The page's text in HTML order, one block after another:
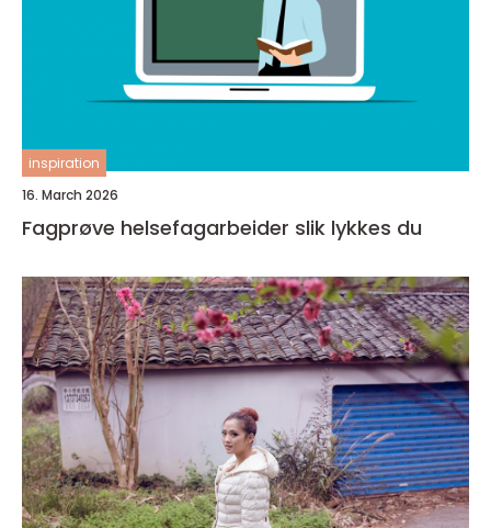
inspiration
16. March 2026
Fagprøve helsefagarbeider slik lykkes du